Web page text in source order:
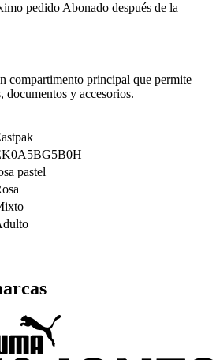
pedido Abonado después de la
compartimento principal que permite
documentos y accesorios.
pastel